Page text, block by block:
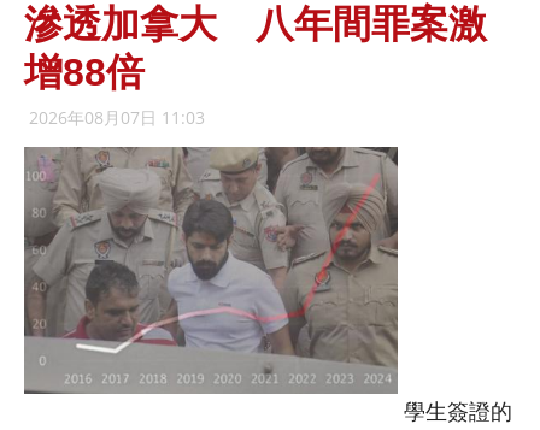
滲透加拿大 八年間罪案激
增88倍
2026年08月07日 11:03
學生簽證的